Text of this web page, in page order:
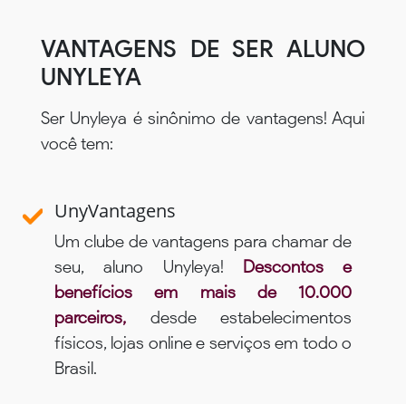
VANTAGENS DE SER ALUNO
UNYLEYA
Ser Unyleya é sinônimo de vantagens! Aqui
você tem:
UnyVantagens
Um clube de vantagens para chamar de
seu, aluno Unyleya! Descontos e
benefícios em mais de 10.000
parceiros, desde estabelecimentos
físicos, lojas online e serviços em todo o
Brasil.